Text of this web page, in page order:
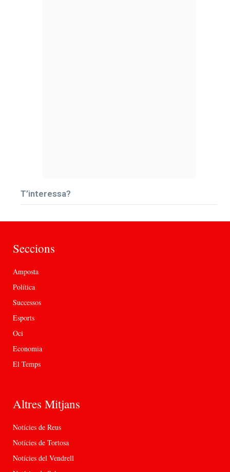
T’interessa?
Seccions
Amposta
Política
Successos
Esports
Oci
Economia
El Temps
Altres Mitjans
Notícies de Reus
Notícies de Tortosa
Notícies del Vendrell